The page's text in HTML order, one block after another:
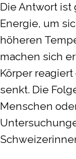
Die Antwort ist
Energie, um
höheren
machen sich
Körper
senkt. Die
Menschen